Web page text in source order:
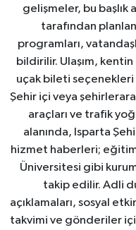
gelişmeler, bu başlık
tarafından
programları,
bildirilir. Ulaşım,
uçak bileti seçenekleri
Şehir içi veya
araçları ve trafik
alanında, Isparta
hizmet haberleri;
Üniversitesi gibi
takip edilir. Adli
açıklamaları, sosyal
takvimi ve gönderiler